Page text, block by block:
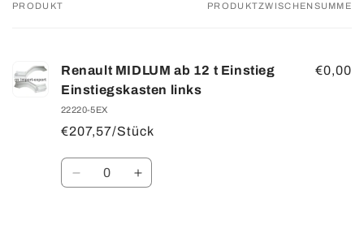
Dein
PRODUKT PRODUKTZWISCHENSUMME
Renault MIDLUM ab 12 t Einstieg
Einstiegskasten links
22220-5EX
€207,57/Stück
€0,00
Anzahl
VerringereErhöhe